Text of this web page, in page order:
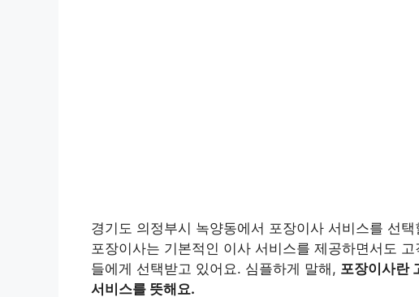
경기도 의정부시 녹양동에서 포장이사 서비스를 선
포장이사는 기본적인 이사 서비스를 제공하면서도
들에게 선택받고 있어요. 심플하게 말해, 포장이사란
서비스를 뜻해요.